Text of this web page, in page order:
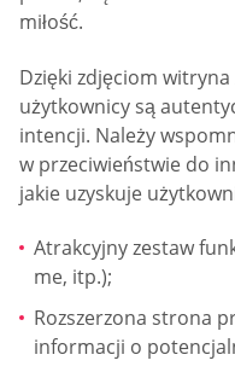
miłość.
Dzięki zdjęciom witryna
użytkownicy są
intencji. Należy
w przeciwieństwie do
jakie uzyskuje
Atrakcyjny zestaw
me, itp.);
Rozszerzona strona
informacji o